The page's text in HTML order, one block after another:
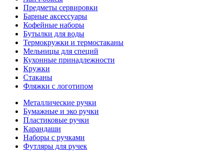
Предметы сервировки
Барные аксессуары
Кофейные наборы
Бутылки для воды
Термокружки и термостаканы
Мельницы для специй
Кухонные принадлежности
Кружки
Стаканы
Фляжки с логотипом
Металлические ручки
Бумажные и эко ручки
Пластиковые ручки
Карандаши
Наборы с ручками
Футляры для ручек